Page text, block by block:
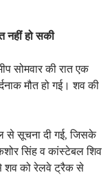
नहीं हो सकी
सोमवार की रात एक
मौत हो गई। शव की
से सूचना दी गई, जिसके
सिंह व कांस्टेबल शिव
से शव को रेलवे ट्रैक से